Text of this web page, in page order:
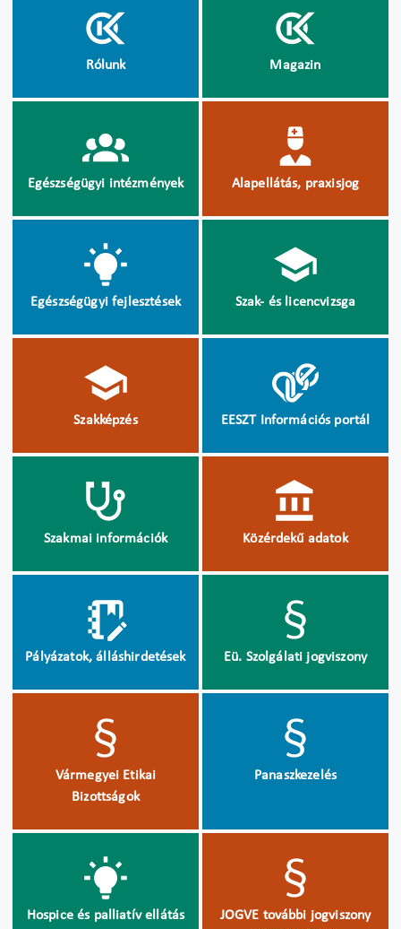
Rólunk Magazin
Egészségügyi intézmények Alapellátás, praxisjog
Egészségügyi fejlesztések Szak- és licencvizsga
Szakképzés EESZT Információs portál
Szakmai információk Közérdekű adatok
Pályázatok, álláshirdetések Eü. Szolgálati jogviszony
Vármegyei Etikai
Bizottságok
Panaszkezelés
Hospice és palliatív ellátás
JOGVE további jogviszony